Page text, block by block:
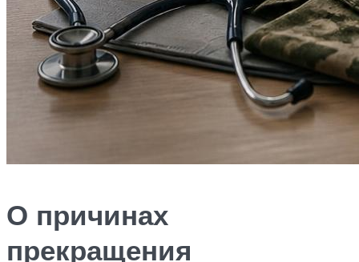
О причинах
прекращения